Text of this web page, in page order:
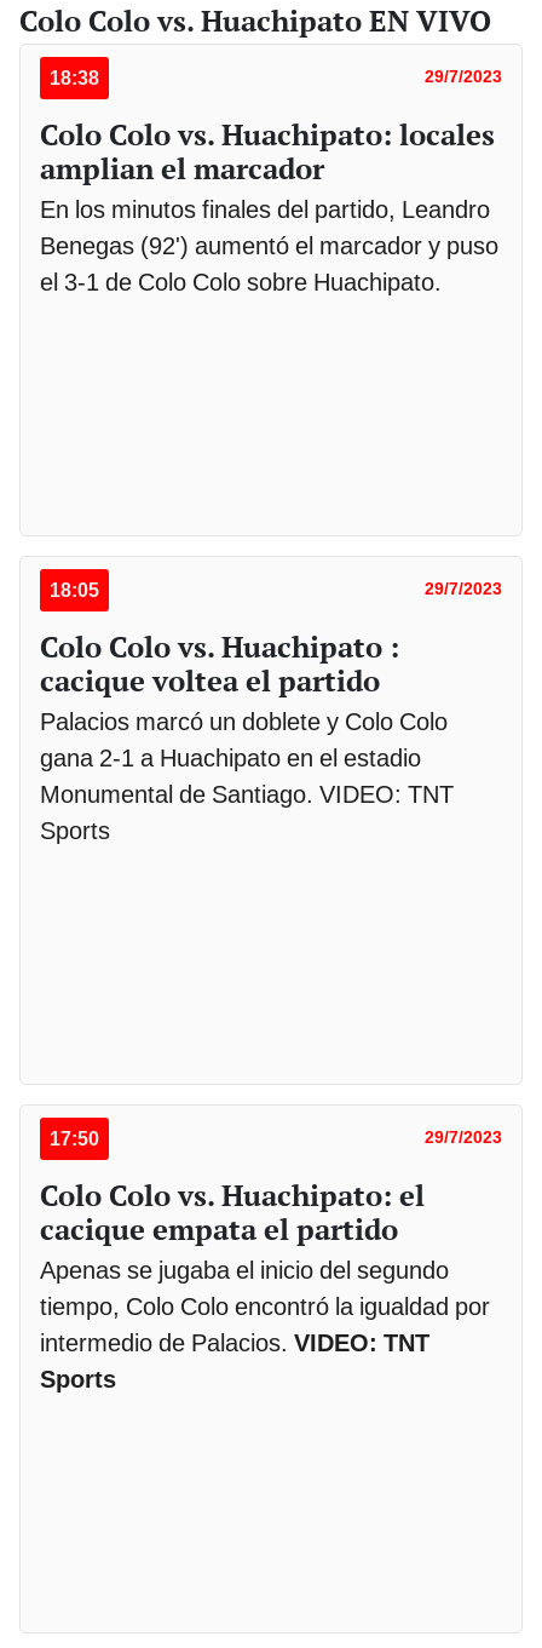
Colo Colo vs. Huachipato EN VIVO
18:38 29/7/2023
Colo Colo vs. Huachipato: locales
amplian el marcador
En los minutos finales del partido, Leandro
Benegas (92') aumentó el marcador y puso
el 3-1 de Colo Colo sobre Huachipato.
18:05 29/7/2023
Colo Colo vs. Huachipato :
cacique voltea el partido
Palacios marcó un doblete y Colo Colo
gana 2-1 a Huachipato en el estadio
Monumental de Santiago. VIDEO: TNT
Sports
17:50 29/7/2023
Colo Colo vs. Huachipato: el
cacique empata el partido
Apenas se jugaba el inicio del segundo
tiempo, Colo Colo encontró la igualdad por
intermedio de Palacios. VIDEO: TNT
Sports